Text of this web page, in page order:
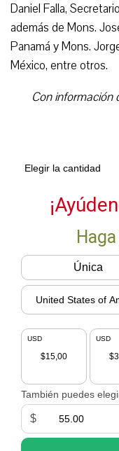
Daniel Falla,
además de Mons.
Panamá y Mons.
México, entre otros.
Con información